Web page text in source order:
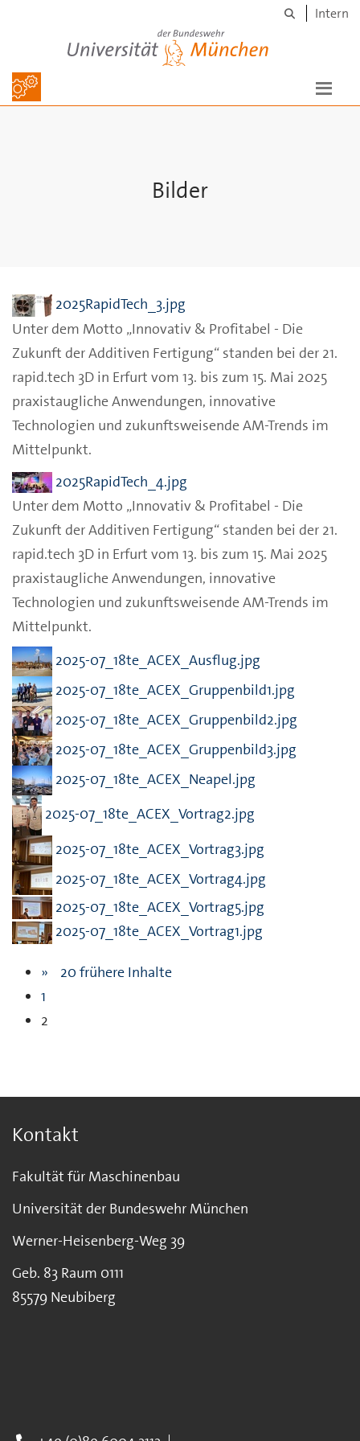
Universität der Bundeswehr München
Intern
Bilder
2025RapidTech_3.jpg
Unter dem Motto „Innovativ & Profitabel - Die
Zukunft der Additiven Fertigung“ standen bei der 21.
rapid.tech 3D in Erfurt vom 13. bis zum 15. Mai 2025
praxistaugliche Anwendungen, innovative
Technologien und zukunftsweisende AM-Trends im
Mittelpunkt.
2025RapidTech_4.jpg
Unter dem Motto „Innovativ & Profitabel - Die
Zukunft der Additiven Fertigung“ standen bei der 21.
rapid.tech 3D in Erfurt vom 13. bis zum 15. Mai 2025
praxistaugliche Anwendungen, innovative
Technologien und zukunftsweisende AM-Trends im
Mittelpunkt.
2025-07_18te_ACEX_Ausflug.jpg
2025-07_18te_ACEX_Gruppenbild1.jpg
2025-07_18te_ACEX_Gruppenbild2.jpg
2025-07_18te_ACEX_Gruppenbild3.jpg
2025-07_18te_ACEX_Neapel.jpg
2025-07_18te_ACEX_Vortrag2.jpg
2025-07_18te_ACEX_Vortrag3.jpg
2025-07_18te_ACEX_Vortrag4.jpg
2025-07_18te_ACEX_Vortrag5.jpg
2025-07_18te_ACEX_Vortrag1.jpg
20 frühere Inhalte
1
Sie befinden sich hier: Seite
2
Kontakt
Fakultät für Maschinenbau
Universität der Bundeswehr München
Werner-Heisenberg-Weg 39
Geb. 83 Raum 0111
85579 Neubiberg